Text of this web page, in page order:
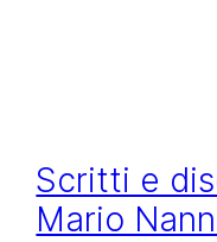
Scritti e
Mario